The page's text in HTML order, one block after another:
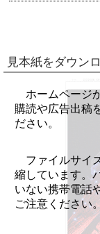
見本紙をダウン
ホームページ
購読や広告出稿
ださい。
ファイルサイ
縮しています。
いない携帯電話
ご注意ください